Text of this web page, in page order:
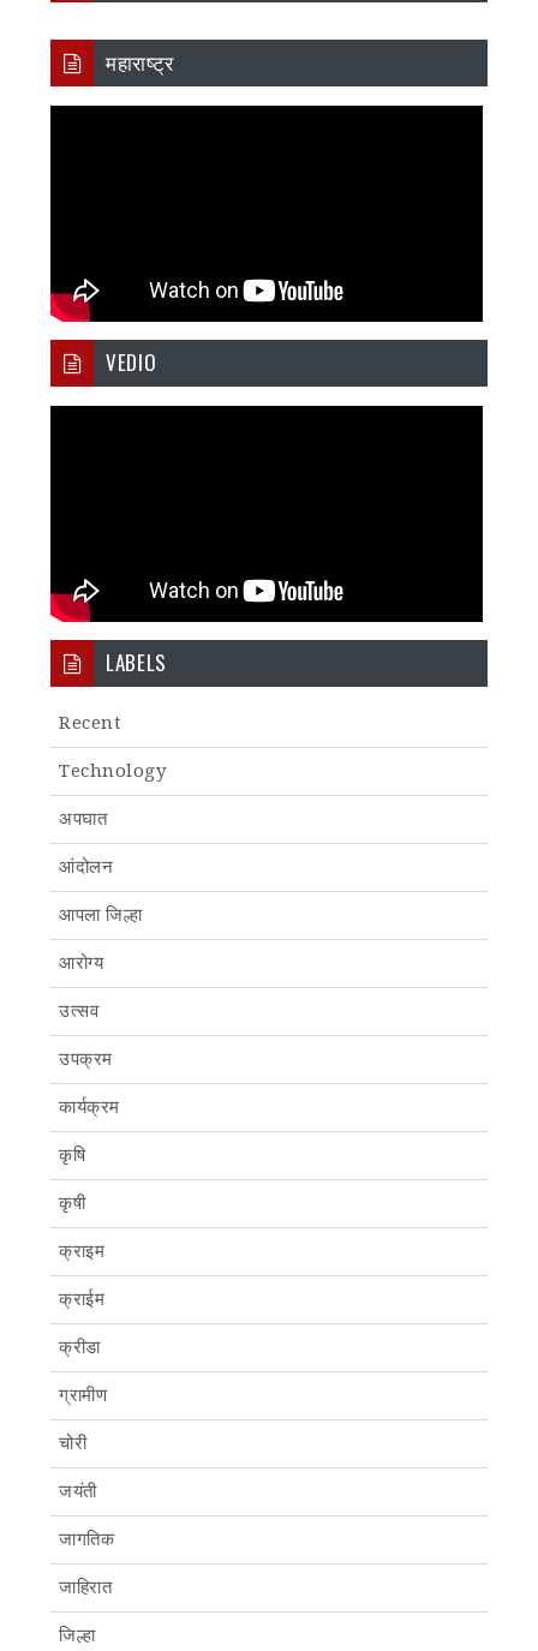
महाराष्ट्र
VEDIO
LABELS
Recent
Technology
अपघात
आंदोलन
आपला जिल्हा
आरोग्य
उत्सव
उपक्रम
कार्यक्रम
कृषि
कृषी
क्राइम
क्राईम
क्रीडा
ग्रामीण
चोरी
जयंती
जागतिक
जाहिरात
जिल्हा